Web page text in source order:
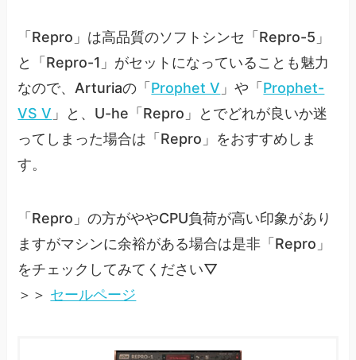
「Repro」は高品質のソフトシンセ「Repro-5」
と「Repro-1」がセットになっていることも魅力
なので、Arturiaの「Prophet V 」や「Prophet-
VS V 」と、U-he「Repro」とでどれが良いか迷
ってしまった場合は「Repro」をおすすめしま
す。
「Repro」の方がややCPU負荷が高い印象があり
ますがマシンに余裕がある場合は是非「Repro」
をチェックしてみてください▽
＞＞ セールページ